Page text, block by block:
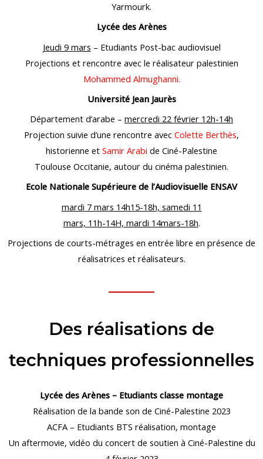
Yarmourk.
Lycée des Arènes
Jeudi 9 mars – Etudiants Post-bac audiovisuel
Projections et rencontre avec le réalisateur palestinien
Mohammed Almughanni.
Université Jean Jaurès
Département d’arabe – mercredi 22 février 12h-14h
Projection suivie d’une rencontre avec Colette Berthès,
historienne et Samir Arabi de Ciné-Palestine
Toulouse Occitanie, autour du cinéma palestinien.
Ecole Nationale Supérieure de l’Audiovisuelle ENSAV
mardi 7 mars 14h15-18h, samedi 11
mars, 11h-14H, mardi 14mars-18h.
Projections de courts-métrages en entrée libre en présence de
réalisatrices et réalisateurs.
Des réalisations de
techniques professionnelles
Lycée des Arènes – Etudiants classe montage
Réalisation de la bande son de Ciné-Palestine 2023
ACFA – Etudiants BTS réalisation, montage
Un aftermovie, vidéo du concert de soutien à Ciné-Palestine du